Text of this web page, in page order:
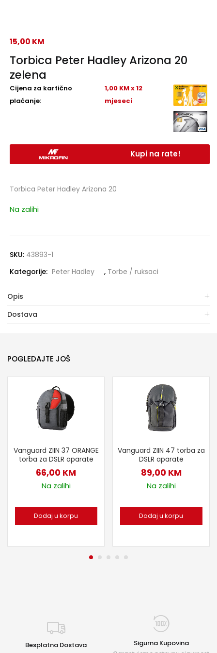
Torbica Peter Hadley Arizona 20
zelena
15,00 KM
Cijena za kartično
plaćanje:
1,00 KM x 12
mjeseci
Kupi na rate!
Torbica Peter Hadley Arizona 20
Na zalihi
SKU: 43893-1
Kategorije: Peter Hadley , Torbe / ruksaci
Opis
Dostava
POGLEDAJTE JOŠ
Vanguard ZIIN 37 ORANGE
torba za DSLR aparate
66,00 KM
Na zalihi
Dodaj u korpu
Vanguard ZIIN 47 torba za
DSLR aparate
89,00 KM
Na zalihi
Dodaj u korpu
Besplatna Dostava Sigurna Kupovina